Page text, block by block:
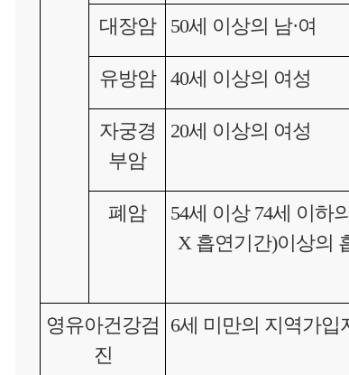
대장암 50세 이상의 남·여
유방암 40세 이상의 여성
자궁경
부암
20세 이상의 여성
폐암
54세 이상 74세 이하
X 흡연기간)이상의
영유아건강검
진
6세 미만의 지역가입